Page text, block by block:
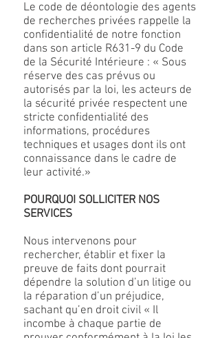
Le code de déontologie des agents
de recherches privées rappelle la
confidentialité de notre fonction
dans son article R631-9 du Code
de la Sécurité Intérieure : « Sous
réserve des cas prévus ou
autorisés par la loi, les acteurs de
la sécurité privée respectent une
stricte confidentialité des
informations, procédures
techniques et usages dont ils ont
connaissance dans le cadre de
leur activité.»
POURQUOI SOLLICITER NOS
SERVICES
Nous intervenons pour
rechercher, établir et fixer la
preuve de faits dont pourrait
dépendre la solution d’un litige ou
la réparation d’un préjudice,
sachant qu’en droit civil « Il
incombe à chaque partie de